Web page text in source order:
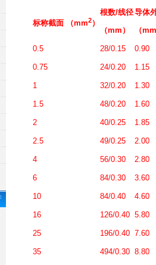
标称截面 （mm2）
根数/线径
（mm）
导体
（
0.5 28/0.15 0.90
0.75 24/0.20 1.15
1 32/0.20 1.30
1.5 48/0.20 1.60
2 40/0.25 1.85
2.5 49/0.25 2.00
4 56/0.30 2.80
6 84/0.30 3.60
10 84/0.40 4.60
16 126/0.40 5.80
25 196/0.40 7.60
35 494/0.30 8.80